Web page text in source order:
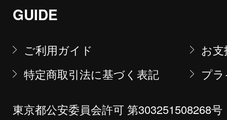
GUIDE
ご利用ガイド
お
特定商取引法に基づく表記
プ
東京都公安委員会許可 第303251508268号